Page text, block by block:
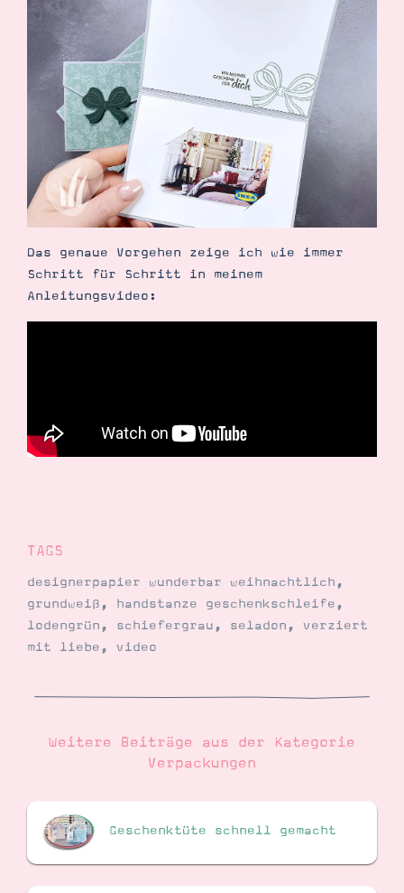
Das genaue Vorgehen zeige ich wie immer
Schritt für Schritt in meinem
Anleitungsvideo:
TAGS
designerpapier wunderbar weihnachtlich,
grundweiß, handstanze geschenkschleife,
lodengrün, schiefergrau, seladon, verziert
mit liebe, video
Weitere Beiträge aus der Kategorie
Verpackungen
Geschenktüte schnell gemacht